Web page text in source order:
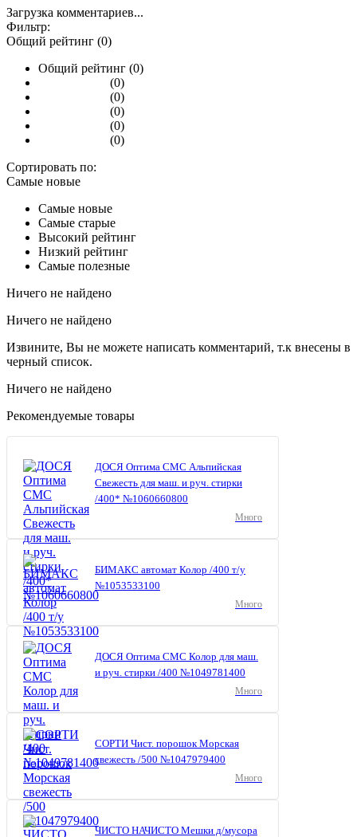
Загрузка комментариев...
Фильтр:
Общий рейтинг (0)
Общий рейтинг (0)
(0)
(0)
(0)
(0)
(0)
Сортировать по:
Самые новые
Самые новые
Самые старые
Высокий рейтинг
Низкий рейтинг
Самые полезные
Ничего не найдено
Ничего не найдено
Извините, Вы не можете написать комментарий, т.к внесены в
черный список.
Ничего не найдено
Рекомендуемые товары
ДОСЯ Оптима СМС Альпийская
Свежесть для маш. и руч. стирки
/400* №1060660800
Много
БИМАКС автомат Колор /400 т/у
№1053533100
Много
ДОСЯ Оптима СМС Колор для маш.
и руч. стирки /400 №1049781400
Много
СОРТИ Чист. порошок Морская
свежесть /500 №1047979400
Много
ЧИСТО НАЧИСТО Мешки д/мусора